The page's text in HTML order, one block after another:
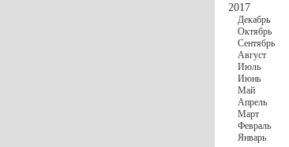
2017
Декабрь
Октябрь
Сентябрь
Август
Июль
Июнь
Май
Апрель
Март
Февраль
Январь